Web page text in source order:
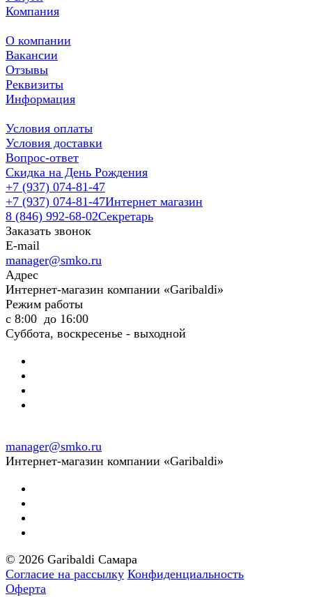
Компания
О компании
Вакансии
Отзывы
Реквизиты
Информация
Условия оплаты
Условия доставки
Вопрос-ответ
Скидка на День Рождения
+7 (937) 074-81-47
+7 (937) 074-81-47Интернет магазин
8 (846) 992-68-02Секретарь
Заказать звонок
E-mail
manager@smko.ru
Адрес
Интернет-магазин компании «Garibaldi»
Режим работы
с 8:00 до 16:00
Суббота, воскресенье - выходной
manager@smko.ru
Интернет-магазин компании «Garibaldi»
© 2026 Garibaldi Самара
Согласие на рассылку Конфиденциальность
Оферта